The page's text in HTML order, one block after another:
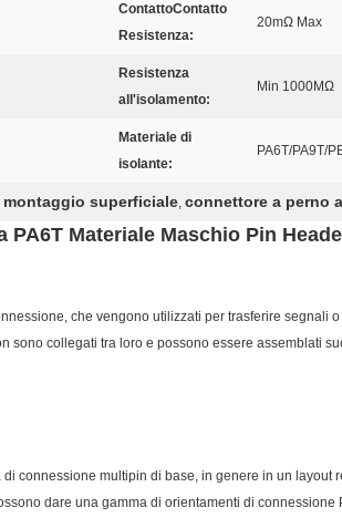
ContattoContatto
Resistenza:
20mΩ Max
Resistenza
all'isolamento:
Min 1000MΩ
Materiale di
isolante:
PA6T/PA9T/
superficiale, connettore a perno
PA6T Materiale Maschio Pin
che vengono utilizzati per trasferire
sono collegati tra loro e possono essere assemblati
di connessione multipin di base, in genere in un
dare una gamma di orientamenti di